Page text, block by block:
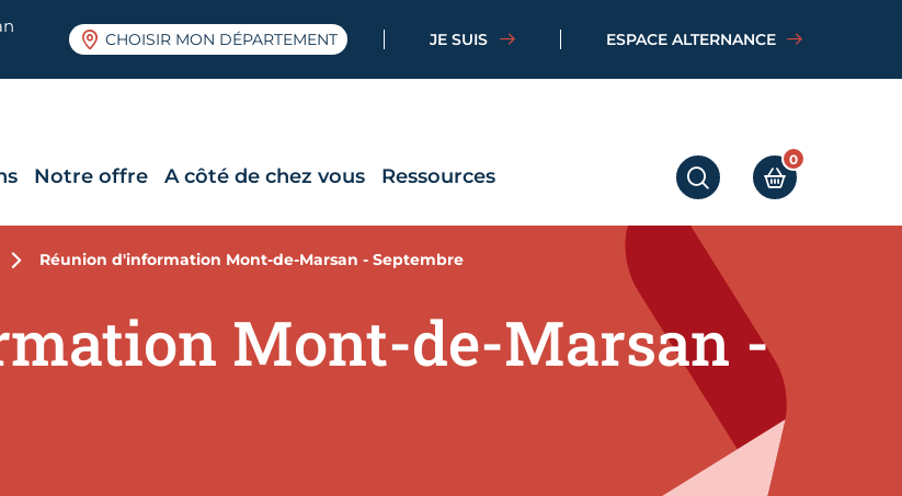
CHOISIR MON DÉPARTEMENT JE SUIS ESPACE ALTERNANCE
RECHERCHERMON PANIER
0
Notre offre A côté de chez vous Ressources
Réunion d'information Mont-de-Marsan - Septembre
Mont-de-Marsan -